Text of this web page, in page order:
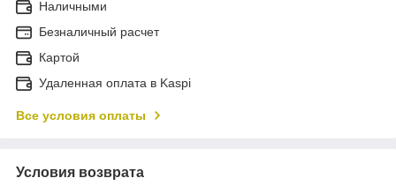
Наличными
Безналичный расчет
Картой
Удаленная оплата в Kaspi
Все условия оплаты
Условия возврата